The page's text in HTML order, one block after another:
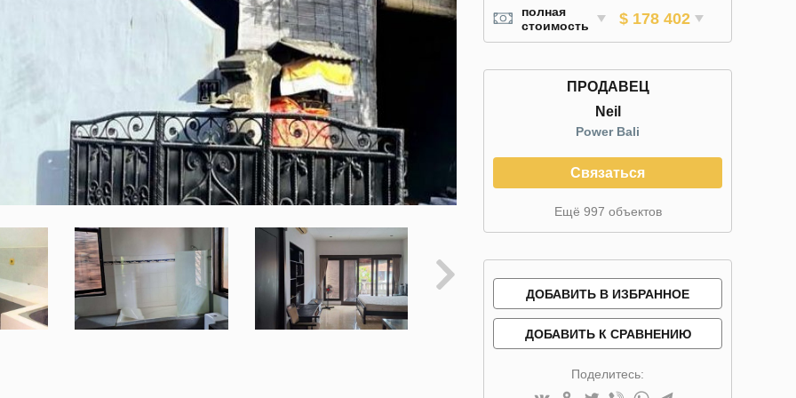
полная
стоимость
$ 178 402
ПРОДАВЕЦ
Neil
Power Bali
Связаться
Ещё 997 объектов
ДОБАВИТЬ В ИЗБРАННОЕ
ДОБАВИТЬ К СРАВНЕНИЮ
Поделитесь: